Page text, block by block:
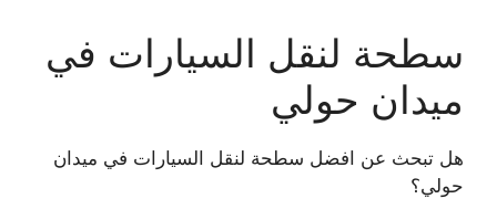
سطحة لنقل السيارات في
ميدان حولي
هل تبحث عن افضل سطحة لنقل السيارات في ميدان
حولي؟